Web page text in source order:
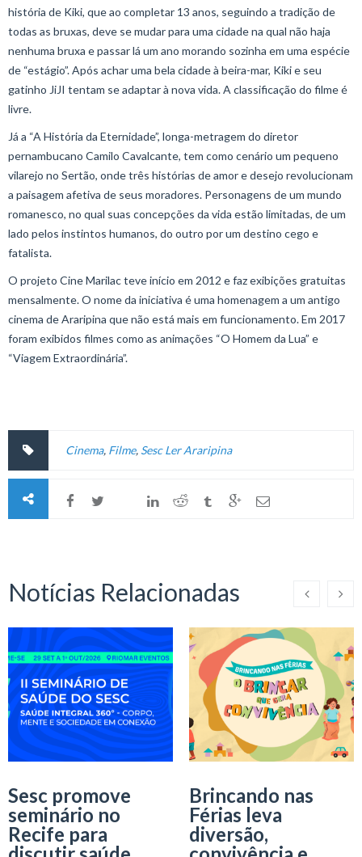
história de Kiki, que ao completar 13 anos, seguindo a tradição de
todas as bruxas, deve se mudar para uma cidade na qual não haja
nenhuma bruxa e passar lá um ano morando sozinha em uma espécie
de “estágio”. Após achar uma bela cidade à beira-mar, Kiki e seu
gatinho JiJI tentam se adaptar à nova vida. A classificação do filme é
livre.
Já a “A História da Eternidade”, longa-metragem do diretor
pernambucano Camilo Cavalcante, tem como cenário um pequeno
vilarejo no Sertão, onde três histórias de amor e desejo revolucionam
a paisagem afetiva de seus moradores. Personagens de um mundo
romanesco, no qual suas concepções da vida estão limitadas, de um
lado pelos instintos humanos, do outro por um destino cego e
fatalista.
O projeto Cine Marilac teve início em 2012 e faz exibições gratuitas
mensalmente. O nome da iniciativa é uma homenagem a um antigo
cinema de Araripina que não está mais em funcionamento. Em 2017
foram exibidos filmes como as animações “O Homem da Lua” e
“Viagem Extraordinária”.
Cinema, Filme, Sesc Ler Araripina
Notícias Relacionadas
Sesc promove
seminário no
Recife para
Brincando nas
Férias leva
diversão,